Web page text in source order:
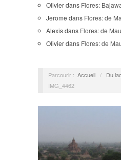
Olivierdans Flores:
Jerome dans Flores: de
Alexisdans Flores: de
Olivierdans Flores: de
Parcourir : Accueil / Du
IMG_4462